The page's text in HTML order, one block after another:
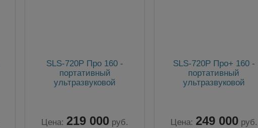
SLS-720P Про 160 -
портативный
ультразвуковой
Цена: 219 000 руб.
SLS-720P Про+ 160 -
портативный
ультразвуковой
Цена: 249 000 руб.